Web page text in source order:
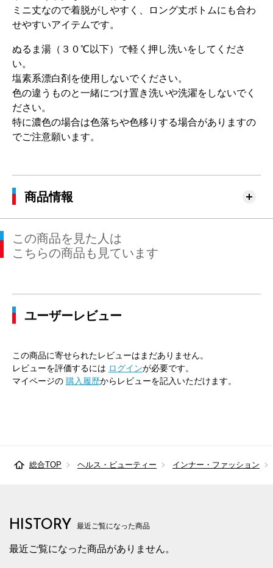
ミニ丈なので着脱がしやすく、ロング丈ボトムにも合わ
せやすいアイテムです。
ぬるま湯（３０℃以下）で軽く押し洗いをしてくださ
い。
塩素系漂白剤を使用しないでください。
色の違うものと一緒につけ置き洗いや洗濯をしないでく
ださい。
特に濃色の場合は色落ちや色移りする場合がありますの
でご注意願います。
商品情報
この商品を見た人は
こちらの商品も見ています
ユーザーレビュー
この商品に寄せられたレビューはまだありません。
レビューを評価するには ログインが必要です。
マイページの 購入履歴からレビューを記入いただけます。
総合TOP ヘルス・ビューティー インナー・ファッション
HISTORY 最近ご覧になった商品
最近ご覧になった商品がありません。